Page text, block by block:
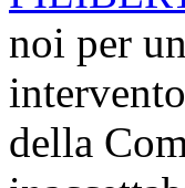
noi per
della